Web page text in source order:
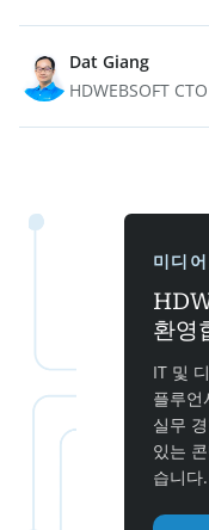
Dat Giang
HDWEBSOFT CTO
미디
환영
IT 및
플루언
실무
있는
습니다.